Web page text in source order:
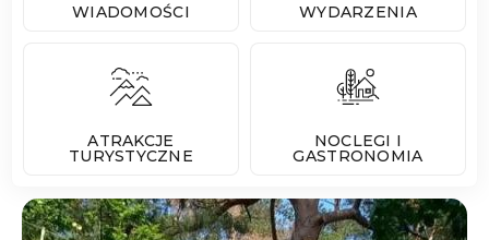
WIADOMOŚCI WYDARZENIA
ATRAKCJE
TURYSTYCZNE
NOCLEGI I
GASTRONOMIA